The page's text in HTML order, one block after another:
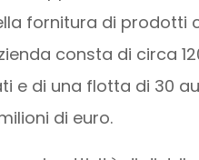
fornitura di prodotti
consta di circa
e di una flotta di 30
di euro.